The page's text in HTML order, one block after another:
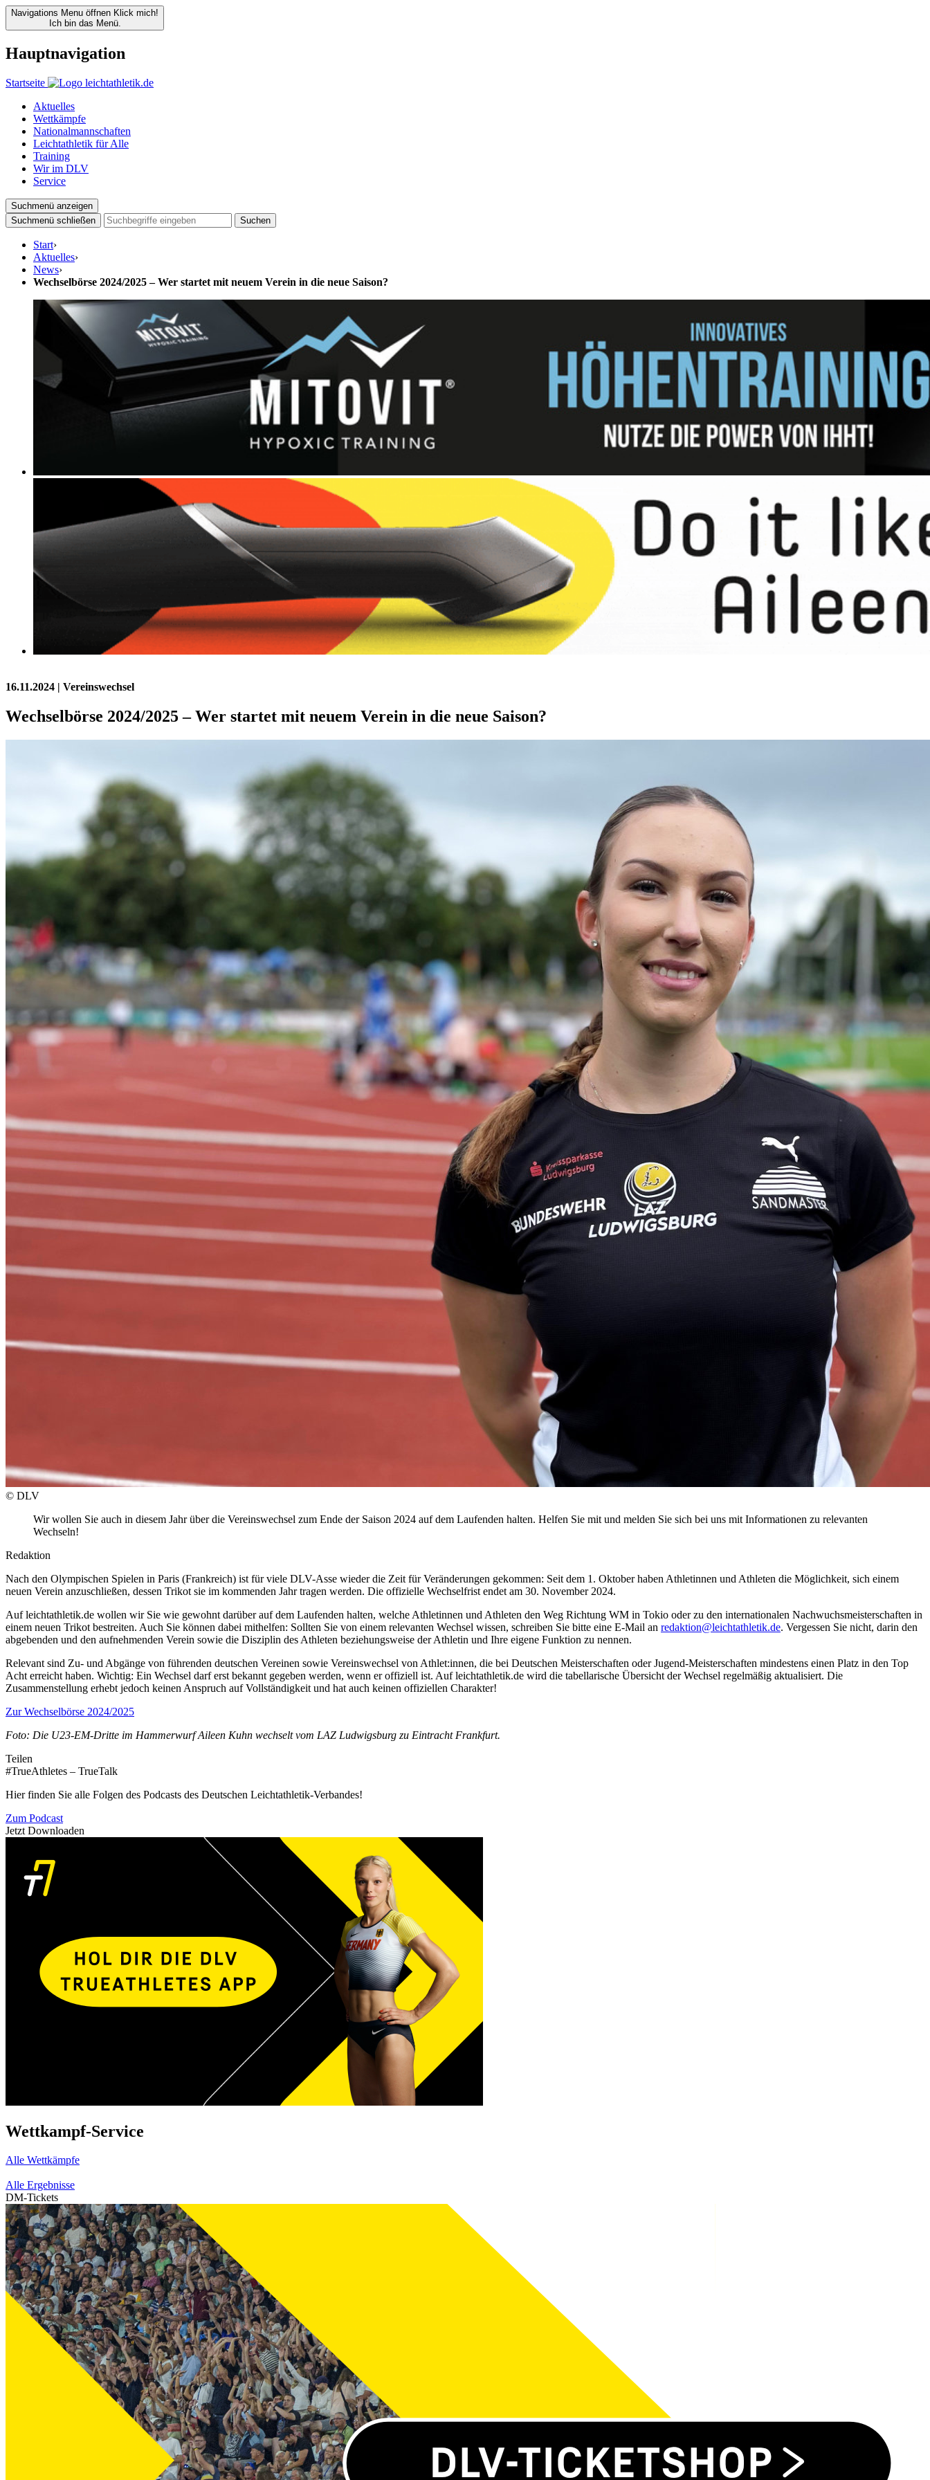
Navigations Menu öffnen Klick mich!
Ich bin das Menü.
Hauptnavigation
Startseite
Aktuelles
Wettkämpfe
Nationalmannschaften
Leichtathletik für Alle
Training
Wir im DLV
Service
Suchmenü anzeigen
Suchmenü schließen
Suchen
Start›
Aktuelles›
News›
Wechselbörse 2024/2025 – Wer startet mit neuem Verein in die neue Saison?
16.11.2024 | Vereinswechsel
Wechselbörse 2024/2025 – Wer startet mit neuem Verein in die neue Saison?
© DLV
Wir wollen Sie auch in diesem Jahr über die Vereinswechsel zum Ende der Saison 2024 auf dem Laufenden halten. Helfen Sie mit und melden Sie sich bei uns mit Informationen zu relevanten
Wechseln!
Redaktion
Nach den Olympischen Spielen in Paris (Frankreich) ist für viele DLV-Asse wieder die Zeit für Veränderungen gekommen: Seit dem 1. Oktober haben Athletinnen und Athleten die Möglichkeit, sich einem
neuen Verein anzuschließen, dessen Trikot sie im kommenden Jahr tragen werden. Die offizielle Wechselfrist endet am 30. November 2024.
Auf leichtathletik.de wollen wir Sie wie gewohnt darüber auf dem Laufenden halten, welche Athletinnen und Athleten den Weg Richtung WM in Tokio oder zu den internationalen Nachwuchsmeisterschaften in
einem neuen Trikot bestreiten. Auch Sie können dabei mithelfen: Sollten Sie von einem relevanten Wechsel wissen, schreiben Sie bitte eine E-Mail an redaktion@leichtathletik.de. Vergessen Sie nicht, darin den
abgebenden und den aufnehmenden Verein sowie die Disziplin des Athleten beziehungsweise der Athletin und Ihre eigene Funktion zu nennen.
Relevant sind Zu- und Abgänge von führenden deutschen Vereinen sowie Vereinswechsel von Athlet:innen, die bei Deutschen Meisterschaften oder Jugend-Meisterschaften mindestens einen Platz in den Top
Acht erreicht haben. Wichtig: Ein Wechsel darf erst bekannt gegeben werden, wenn er offiziell ist. Auf leichtathletik.de wird die tabellarische Übersicht der Wechsel regelmäßig aktualisiert. Die
Zusammenstellung erhebt jedoch keinen Anspruch auf Vollständigkeit und hat auch keinen offiziellen Charakter!
Zur Wechselbörse 2024/2025
Foto: Die U23-EM-Dritte im Hammerwurf Aileen Kuhn wechselt vom LAZ Ludwigsburg zu Eintracht Frankfurt.
Teilen
#TrueAthletes – TrueTalk
Hier finden Sie alle Folgen des Podcasts des Deutschen Leichtathletik-Verbandes!
Zum Podcast
Jetzt Downloaden
Wettkampf-Service
Alle Wettkämpfe
Alle Ergebnisse
DM-Tickets